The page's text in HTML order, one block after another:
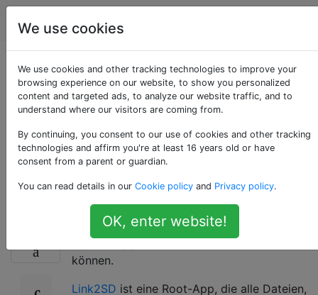
Android
Funktioniert Titanium
Backup mit dem
System, das Link2SD
verwendet?
Titanium Backupist eine Root-App, mit der
Sie Ihre Apps und alle ihre Daten
können.
Link2SD ist eine Root-App, die alle Dateien,
We use cookies
We use cookies and other tracking technologies to improve your
browsing experience on our website, to show you personalized
content and targeted ads, to analyze our website traffic, and to
understand where our visitors are coming from.
By continuing, you consent to our use of cookies and other tracking
technologies and affirm you're at least 16 years old or have
consent from a parent or guardian.
You can read details in our Cookie policy and Privacy policy.
OK, enter website!